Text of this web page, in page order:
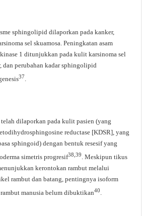
sphingolipid dilaporkan pada kanker,
sel skuamosa. Peningkatan asam
1 ditunjukkan pada kulit karsinoma sel
dan perubahan kadar sphingolipid
37
telah dilaporkan pada kulit pasien (yang
reductase [KDSR], yang
sphingoid) dengan bentuk resesif yang
simetris progresif38,39. Meskipun tikus
kerontokan rambut melalui
rambut dan batang, pentingnya isoform
manusia belum dibuktikan40.